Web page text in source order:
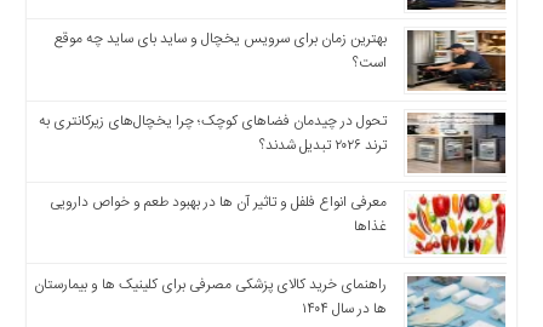
صفحه
اصلی
اخبار
اخبار
ایران
اخبار
المللی
اخبار
اقتصادی
بهترین زمان برای سرویس یخچال و ساید بای ساید چه موقع
است؟
تحول در چیدمان فضاهای کوچک؛ چرا یخچال‌های زیرکانتری به
ترند ۲۰۲۶ تبدیل شدند؟
معرفی انواع فلفل و تاثیر آن ‌ها در بهبود طعم و خواص دارویی
غذاها
راهنمای خرید کالای پزشکی مصرفی برای کلینیک ها و بیمارستان
ها در سال ۱۴۰۴